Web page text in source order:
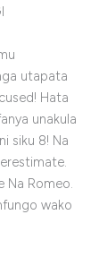
utapata
Hata
unakula
siku 8! Na
Na Romeo.
wako